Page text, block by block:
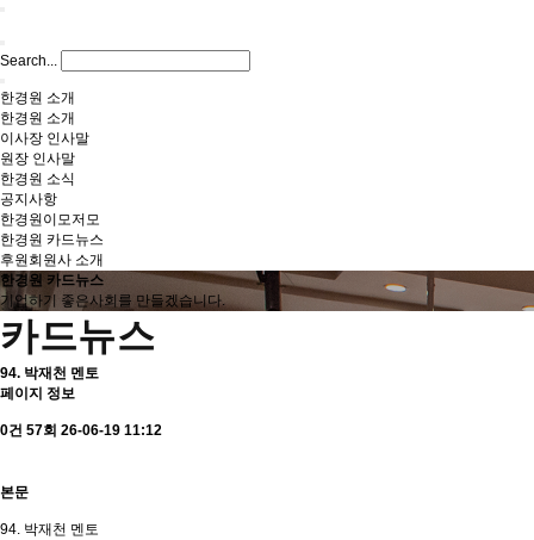
Search...
한경원 소개
한경원 소개
이사장 인사말
원장 인사말
한경원 소식
공지사항
한경원이모저모
한경원 카드뉴스
후원회원사 소개
한경원 카드뉴스
기업하기 좋은사회를 만들겠습니다.
카드뉴스
94. 박재천 멘토
페이지 정보
0건 57회 26-06-19 11:12
본문
94. 박재천 멘토